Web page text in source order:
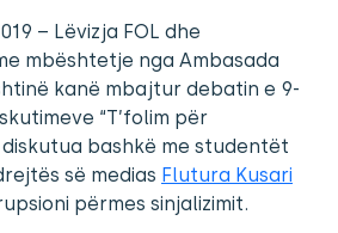
– Lëvizja FOL dhe
mbështetje nga Ambasada
kanë mbajtur debatin e 9-
“T’folim për
diskutua bashkë me studentët
së medias Flutura Kusari
përmes sinjalizimit.